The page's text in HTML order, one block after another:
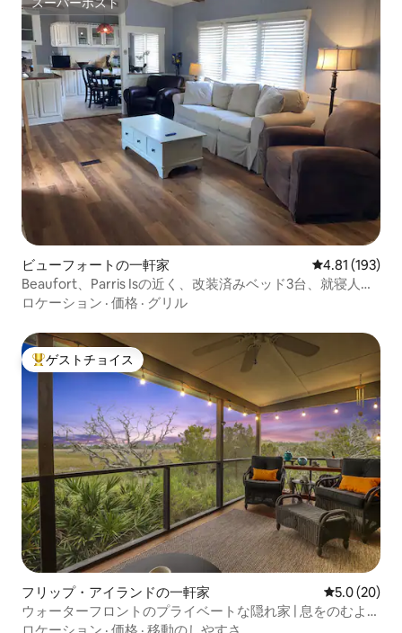
スーパーホスト
ビューフォートの一軒家 レビュー193
4.81 (193)
Beaufort、Parris Isの近く、改装済みベッド3台、就寝人数
6名
ロケーション · 価格 · グリル
大好評のゲストチョイスです。
ゲストチョイス
フリップ・アイランドの一軒家 レビュー20
5.0 (20)
ウォーターフロントのプライベートな隠れ家 | 息をのむよう
な夕日